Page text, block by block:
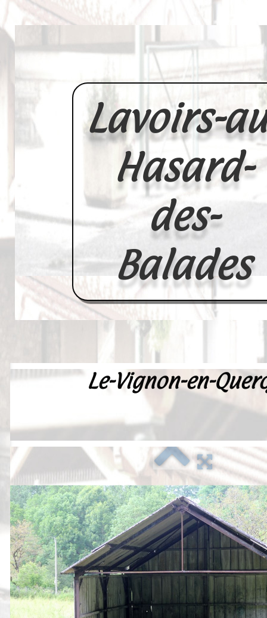
Lavoirs-
Hasard-
des-
Balades
Accueil
Europe
Videos--Lavoirs
Un Peu d'Histoire
Outils-des-Lavandières
Cartes Postales-Anciennes et
Peintures
Presse
Liens
Le-Vignon-en-